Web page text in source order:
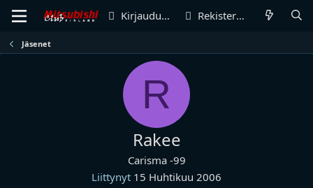
Kirjaudu sisään Rekisteröidy
Jäsenet
R
Rakee
Carisma -99
Liittynyt 15 Huhtikuu 2006